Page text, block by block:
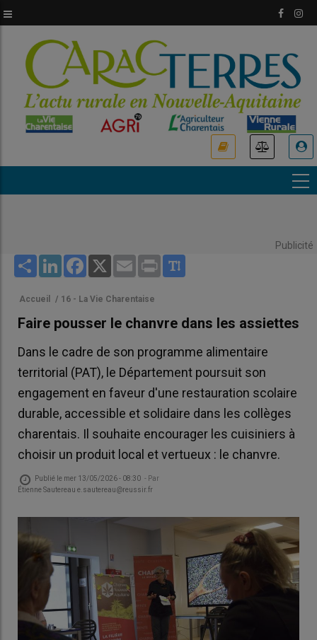
au
principal
Publicité
Share LinkedInFacebook
X Email Print
Accueil / 16 - La Vie Charentaise
Faire pousser le chanvre dans les assiettes
Dans le cadre de son programme alimentaire
territorial (PAT), le Département poursuit son
engagement en faveur d'une restauration scolaire
durable, accessible et solidaire dans les collèges
charentais. Il souhaite encourager les cuisiniers à
choisir un produit local et vertueux : le chanvre.
Publié le mer 13/05/2026 - 08:30 - Par
Étienne Sautereau e.sautereau@reussir.fr